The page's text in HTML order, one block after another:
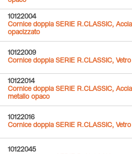
10122004
Cornice doppia SERIE R.CLASSIC,
opacizzato
10122009
Cornice doppia SERIE R.CLASSIC,
10122014
Cornice doppia SERIE R.CLASSIC,
metallo opaco
10122016
Cornice doppia SERIE R.CLASSIC,
10122045